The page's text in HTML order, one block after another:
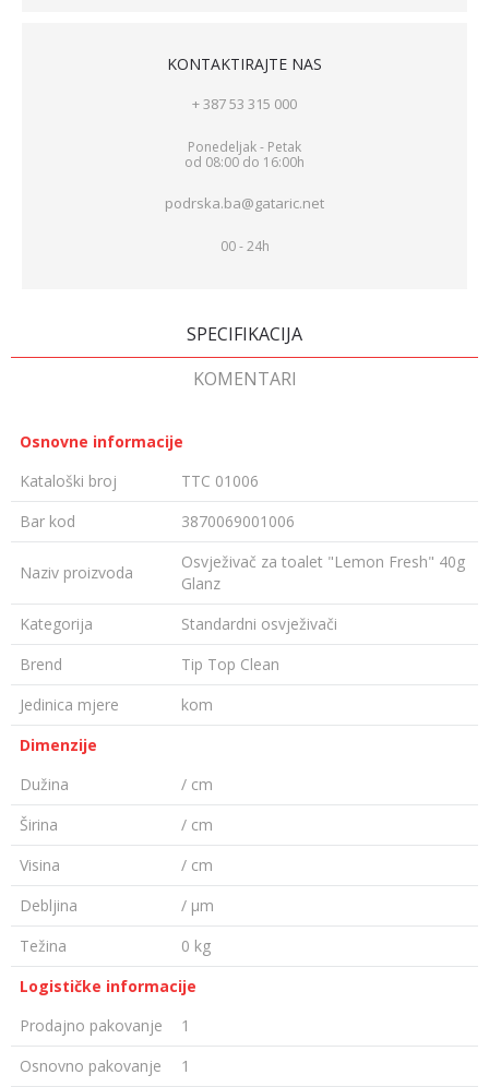
KONTAKTIRAJTE NAS
+ 387 53 315 000
Ponedeljak - Petak
od 08:00 do 16:00h
podrska.ba@gataric.net
00 - 24h
SPECIFIKACIJA
KOMENTARI
Osnovne informacije
Kataloški broj
TTC 01006
Bar kod
3870069001006
Naziv proizvoda
Osvježivač za toalet "Lemon Fresh" 40g
Glanz
Kategorija
Standardni osvježivači
Brend
Tip Top Clean
Jedinica mjere
kom
Dimenzije
Dužina
/ cm
Širina
/ cm
Visina
/ cm
Debljina
/ µm
Težina
0 kg
Logističke informacije
Prodajno pakovanje
1
Osnovno pakovanje
1